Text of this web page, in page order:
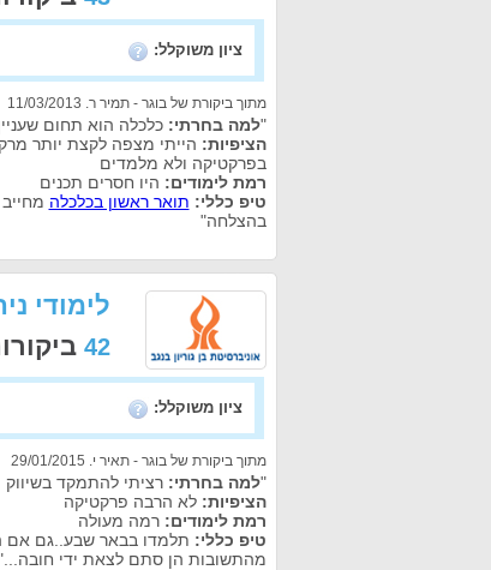
ציון משוקלל:
מתוך ביקורת של בוגר - תמיר ר. 11/03/2013
"למה בחרתי: כלכלה הוא תחום
הציפיות: הייתי מצפה לקצת יותר
בפרקטיקה ולא מלמדים
רמת לימודים: היו חסרים תכנים
טיפ כללי: תואר ראשון בכלכלה
בהצלחה"
לימודי
42
ציון משוקלל:
מתוך ביקורת של בוגר - תאיר י. 29/01/2015
"למה בחרתי: רציתי להתמקד בשיווק
הציפיות: לא הרבה פרקטיקה
רמת לימודים: רמה מעולה
טיפ כללי: תלמדו בבאר שבע..גם אם
מהתשובות הן סתם לצאת ידי